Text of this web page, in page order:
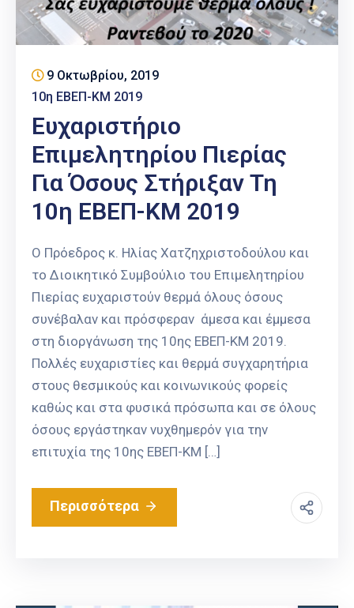
Έκθεση
Επαγγελμάτων
Έκθεση
ΕΒΕΠ-
Πιερία
9 Οκτωβρίου, 2019
10η ΕΒΕΠ-ΚΜ 2019
Ευχαριστήριο
Επιμελητηρίου Πιερίας
Για Όσους Στήριξαν Τη
10η ΕΒΕΠ-ΚΜ 2019
Ο Πρόεδρος κ. Ηλίας Χατζηχριστοδούλου και
το Διοικητικό Συμβούλιο του Επιμελητηρίου
Πιερίας ευχαριστούν θερμά όλους όσους
συνέβαλαν και πρόσφεραν άμεσα και έμμεσα
στη διοργάνωση της 10ης ΕΒΕΠ-ΚΜ 2019.
Πολλές ευχαριστίες και θερμά συγχαρητήρια
στους θεσμικούς και κοινωνικούς φορείς
καθώς και στα φυσικά πρόσωπα και σε όλους
όσους εργάστηκαν νυχθημερόν για την
επιτυχία της 10ης ΕΒΕΠ-ΚΜ […]
Περισσότερα